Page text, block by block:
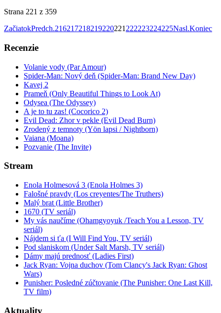
Strana 221 z 359
ZačiatokPredch.216217218219220221 222223224225Nasl.Koniec
Recenzie
Volanie vody (Par Amour)
Spider-Man: Nový deň (Spider-Man: Brand New Day)
Kavej 2
Prameň (Only Beautiful Things to Look At)
Odysea (The Odyssey)
A je to tu zas! (Cocorico 2)
Evil Dead: Zhor v pekle (Evil Dead Burn)
Zrodený z temnoty (Yön lapsi / Nightborn)
Vaiana (Moana)
Pozvanie (The Invite)
Stream
Enola Holmesová 3 (Enola Holmes 3)
Falošné pravdy (Los creyentes/The Truthers)
Malý brat (Little Brother)
1670 (TV seriál)
My vás naučíme (Ohamgyoyuk /Teach You a Lesson, TV
seriál)
Nájdem si ťa (I Will Find You, TV seriál)
Pod slaniskom (Under Salt Marsh, TV seriál)
Dámy majú prednosť (Ladies First)
Jack Ryan: Vojna duchov (Tom Clancy's Jack Ryan: Ghost
Wars)
Punisher: Posledné zúčtovanie (The Punisher: One Last Kill,
TV film)
Aktuality